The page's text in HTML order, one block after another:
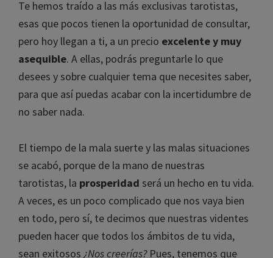
Te hemos traído a las más exclusivas tarotistas,
esas que pocos tienen la oportunidad de consultar,
pero hoy llegan a ti, a un precio excelente y muy
asequible. A ellas, podrás preguntarle lo que
desees y sobre cualquier tema que necesites saber,
para que así puedas acabar con la incertidumbre de
no saber nada.
El tiempo de la mala suerte y las malas situaciones
se acabó, porque de la mano de nuestras
tarotistas, la prosperidad será un hecho en tu vida.
A veces, es un poco complicado que nos vaya bien
en todo, pero sí, te decimos que nuestras videntes
pueden hacer que todos los ámbitos de tu vida,
sean exitosos ¿Nos creerías?Pues, tenemos que